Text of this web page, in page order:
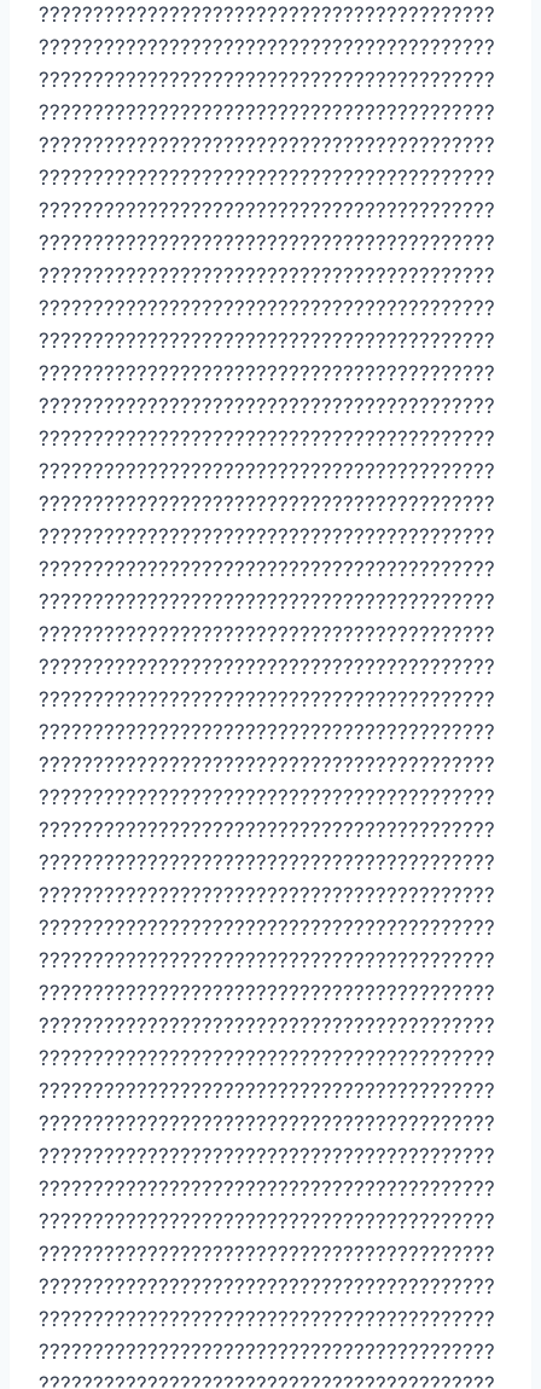
??????????????????????????????????????????
??????????????????????????????????????????
??????????????????????????????????????????
??????????????????????????????????????????
??????????????????????????????????????????
??????????????????????????????????????????
??????????????????????????????????????????
??????????????????????????????????????????
??????????????????????????????????????????
??????????????????????????????????????????
??????????????????????????????????????????
??????????????????????????????????????????
??????????????????????????????????????????
??????????????????????????????????????????
??????????????????????????????????????????
??????????????????????????????????????????
??????????????????????????????????????????
??????????????????????????????????????????
??????????????????????????????????????????
??????????????????????????????????????????
??????????????????????????????????????????
??????????????????????????????????????????
??????????????????????????????????????????
??????????????????????????????????????????
??????????????????????????????????????????
??????????????????????????????????????????
??????????????????????????????????????????
??????????????????????????????????????????
??????????????????????????????????????????
??????????????????????????????????????????
??????????????????????????????????????????
??????????????????????????????????????????
??????????????????????????????????????????
??????????????????????????????????????????
??????????????????????????????????????????
??????????????????????????????????????????
??????????????????????????????????????????
??????????????????????????????????????????
??????????????????????????????????????????
??????????????????????????????????????????
??????????????????????????????????????????
??????????????????????????????????????????
??????????????????????????????????????????